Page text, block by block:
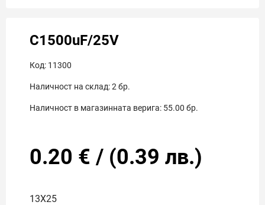
C1500uF/25V
Код: 11300
Наличност на склад:2 бр.
Наличност в магазинната верига: 55.00 бр.
0.20 € / (0.39 лв.)
13X25